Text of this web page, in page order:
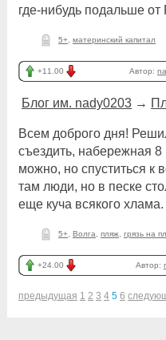
где-нибудь подальше
5+ материнский капитал
+11.00 Автор:
Блог им. nady0203 →
Всем доброго дня!
съездить, набережная 8
можно, но спуститься к
там люди, но в песке
еще куча всякого хлама.
5+ Волга пляж грязь на
+24.00 Автор:
предыдущая 1 2 3 4 5 6